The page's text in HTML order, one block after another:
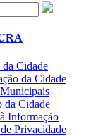
Cidade
da Cidade
da Cidade
Informação
Privacidade